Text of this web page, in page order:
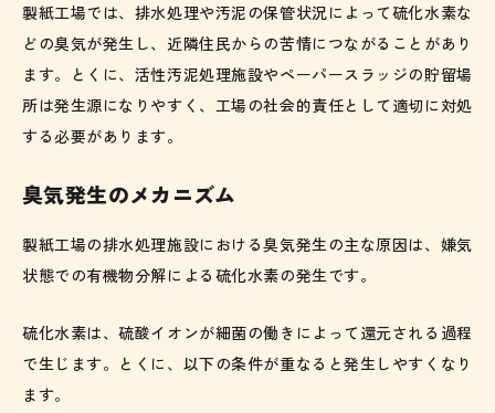
製紙工場では、排水処理や汚泥の保管状況によって硫化水素な
どの臭気が発生し、近隣住民からの苦情につながることがあり
ます。とくに、活性汚泥処理施設やペーパースラッジの貯留場
所は発生源になりやすく、工場の社会的責任として適切に対処
する必要があります。
臭気発生のメカニズム
製紙工場の排水処理施設における臭気発生の主な原因は、嫌気
状態での有機物分解による硫化水素の発生です。
硫化水素は、硫酸イオンが細菌の働きによって還元される過程
で生じます。とくに、以下の条件が重なると発生しやすくなり
ます。